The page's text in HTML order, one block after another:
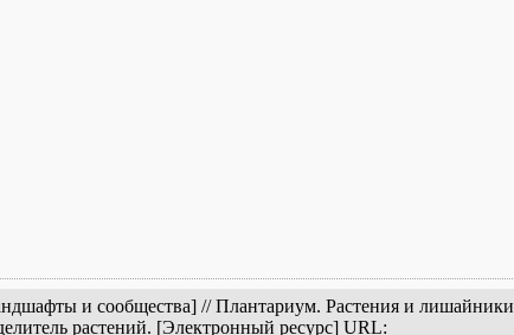
и сообщества] // Плантариум. Растения и лишайники
растений. [Электронный ресурс] URL: